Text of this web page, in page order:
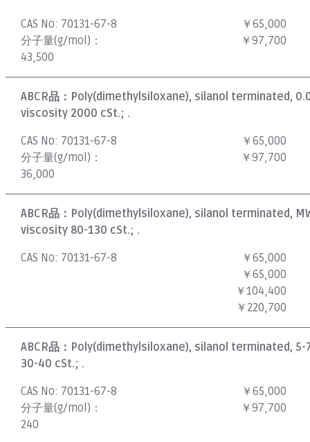
CAS No: 70131-67-8
分子量(g/mol)：
43,500
￥65,000
￥97,700
ABCR品： Poly(dimethylsiloxane), silanol terminated,
viscosity 2000 cSt.; .
CAS No: 70131-67-8
分子量(g/mol)：
36,000
￥65,000
￥97,700
ABCR品： Poly(dimethylsiloxane), silanol terminated,
viscosity 80-130 cSt.; .
CAS No: 70131-67-8
￥65,000
￥65,000
￥104,400
￥220,700
ABCR品： Poly(dimethylsiloxane), silanol terminated, 5-
30-40 cSt.; .
CAS No: 70131-67-8
分子量(g/mol)：
240
￥65,000
￥97,700